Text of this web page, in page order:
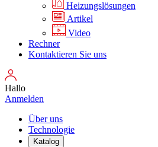
Heizungslösungen
Artikel
Video
Rechner
Kontaktieren Sie uns
Hallo
Anmelden
Über uns
Technologie
Katalog